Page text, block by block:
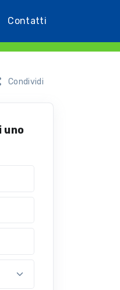
Contatti
Condividi
uno